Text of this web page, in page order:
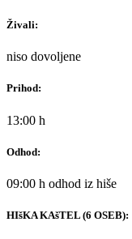
Živali:
niso dovoljene
Prihod:
13:00 h
Odhod:
09:00 h odhod iz hiše
HIšKA KAšTEL (6 OSEB):